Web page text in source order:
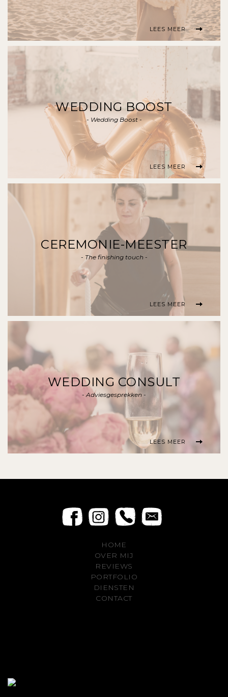
LEES MEER
WEDDING BOOST
- Wedding Boost -
LEES MEER
CEREMONIE-MEESTER
- The finishing touch -
LEES MEER
WEDDING CONSULT
- Adviesgesprekken -
LEES MEER
HOME
OVER MIJ
REVIEWS
PORTFOLIO
DIENSTEN
CONTACT